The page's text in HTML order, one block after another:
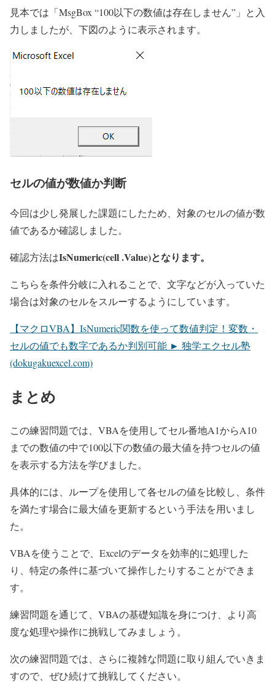
見本では「MsgBox “100以下の数値は存在しません”」と入
力しましたが、下図のように表示されます。
セルの値が数値か判断
今回は少し発展した課題にしたため、対象のセルの値が数
値であるか確認しました。
確認方法はIsNumeric(cell.Value)となります。
こちらを条件分岐に入れることで、文字などが入っていた
場合は対象のセルをスルーするようにしています。
【マクロVBA】IsNumeric関数を使って数値判定！変数・
セルの値でも数字であるか判別可能 ► 独学エクセル塾
(dokugakuexcel.com)
まとめ
この練習問題では、VBAを使用してセル番地A1からA10
までの数値の中で100以下の数値の最大値を持つセルの値
を表示する方法を学びました。
具体的には、ループを使用して各セルの値を比較し、条件
を満たす場合に最大値を更新するという手法を用いまし
た。
VBAを使うことで、Excelのデータを効率的に処理した
り、特定の条件に基づいて操作したりすることができま
す。
練習問題を通じて、VBAの基礎知識を身につけ、より高
度な処理や操作に挑戦してみましょう。
次の練習問題では、さらに複雑な問題に取り組んでいきま
すので、ぜひ続けて挑戦してください。